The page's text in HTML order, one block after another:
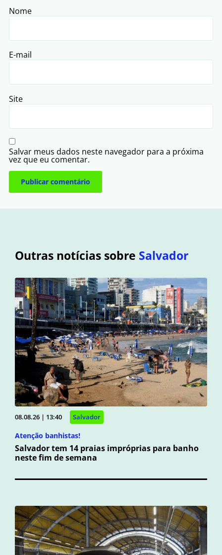
Nome
E-mail
Site
Salvar meus dados neste navegador para a próxima
vez que eu comentar.
Outras notícias sobre Salvador
08.08.26 | 13:40 Salvador
Atenção banhistas!
Salvador tem 14 praias impróprias para banho
neste fim de semana